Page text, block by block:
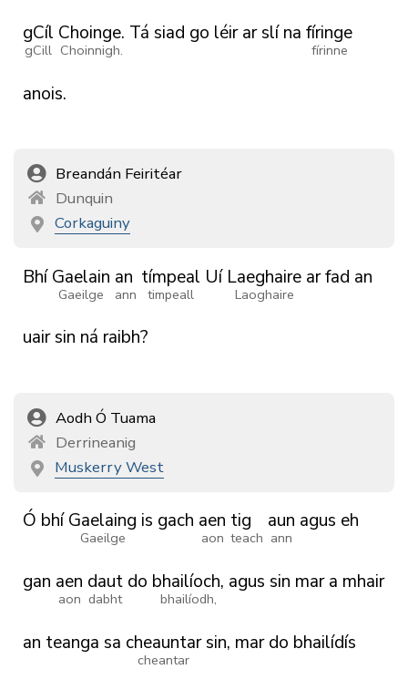
gCíl
gCill
Choinge.
Choinnigh.
Tá siad go léir arslí na fíringe
fírinne
anois.
Breandán Feiritéar
Dunquin
Corkaguiny
Bhí Gaelain
Gaeilge
an
ann
tímpeal
timpeall
Uí Laeghaire
Laoghaire
arfad an
uairsin ná raibh?
Aodh Ó Tuama
Derrineanig
Muskerry West
Ó bhí Gaelaing
Gaeilge
is gach aen
aon
tig
teach
aun
ann
agus eh
gan aen
aon
daut
dabht
do bhailíoch,
bhailíodh,
agus sin mar a mhair
an teanga sa cheauntar
cheantar
sin, mar do bhailídís